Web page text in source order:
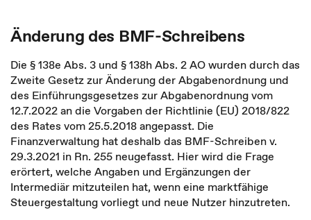
Änderung des BMF-Schreibens
Die § 138e Abs. 3 und § 138h Abs. 2 AO wurden durch das
Zweite Gesetz zur Änderung der Abgabenordnung und
des Einführungsgesetzes zur Abgabenordnung vom
12.7.2022 an die Vorgaben der Richtlinie (EU) 2018/822
des Rates vom 25.5.2018 angepasst. Die
Finanzverwaltung hat deshalb das BMF-Schreiben v.
29.3.2021 in Rn. 255 neugefasst. Hier wird die Frage
erörtert, welche Angaben und Ergänzungen der
Intermediär mitzuteilen hat, wenn eine marktfähige
Steuergestaltung vorliegt und neue Nutzer hinzutreten.